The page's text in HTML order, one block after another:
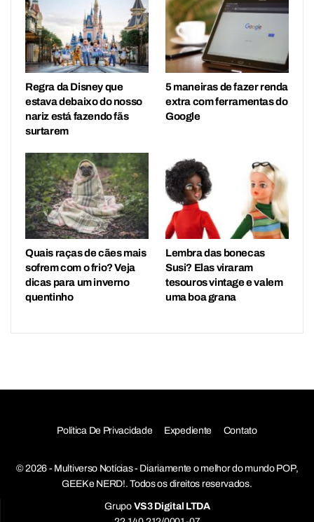
Regra da Disney que
estava debaixo do nosso
nariz está fazendo fãs
surtarem
5 maneiras de fazer renda
extra com ferramentas do
Google
Quais raças de cães mais
sofrem com o frio? Veja
dicas para um inverno
quentinho
Lembra das bonecas
Susi? Elas viraram
tesouros vintage e valem
uma boa grana
Política De Privacidade Expediente Contato
© 2026 - Multiverso Notícias - Diariamente o melhor do mundo POP,
GEEK e NERD!. Todos os direitos reservados.
Grupo VS3 Digital LTDA